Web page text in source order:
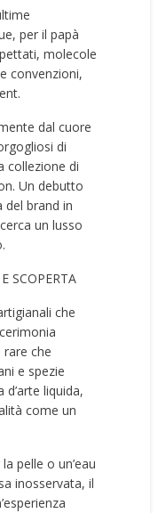
per il papà
molecole
convenzioni,
dal cuore
di
collezione di
Un debutto
del brand in
un lusso
SCOPERTA
che
che
e spezie
d’arte liquida,
come un
pelle o un’eau
inosservata, il